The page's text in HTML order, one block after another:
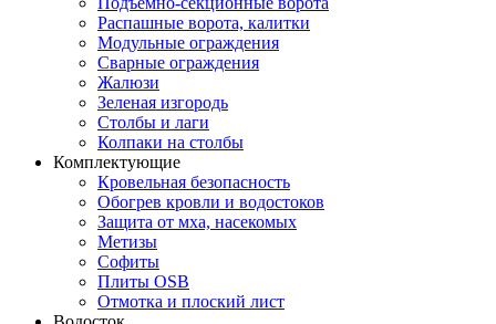
Распашные ворота, калитки
Модульные ограждения
Сварные ограждения
Жалюзи
Зеленая изгородь
Столбы и лаги
Колпаки на столбы
Комплектующие
Кровельная безопасность
Обогрев кровли и водостоков
Защита от мха, насекомых
Метизы
Софиты
Плиты OSB
Отмотка и плоский лист